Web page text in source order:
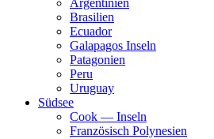
Argentinien
Brasilien
Ecuador
Galapagos Inseln
Patagonien
Peru
Uruguay
Südsee
Cook — Inseln
Französisch Polynesien